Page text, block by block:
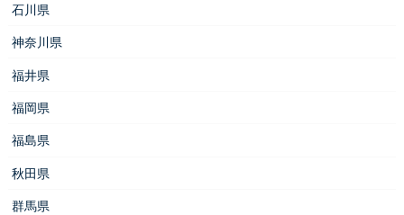
石川県
神奈川県
福井県
福岡県
福島県
秋田県
群馬県